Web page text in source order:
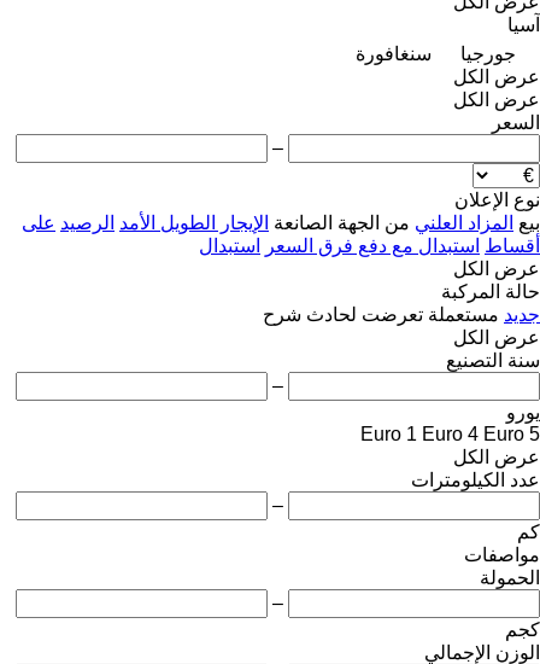
آسيا
جورجيا
سنغافورة
عرض الكل
عرض الكل
السعر
–
نوع الإعلان
بيع المزاد العلني من الجهة الصانعة الإيجار الطويل الأمد الرصيد على
أقساط استبدال مع دفع فرق السعر
استبدال
عرض الكل
حالة المركبة
جديد مستعملة تعرضت لحادث شرح
عرض الكل
سنة التصنيع
–
يورو
Euro 1 Euro 4 Euro 5
عرض الكل
عدد الكيلومترات
–
كم
مواصفات
الحمولة
–
كجم
الوزن الإجمالي